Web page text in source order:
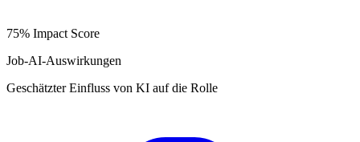
75% Impact Score
Job-AI-Auswirkungen
Geschätzter Einfluss von KI auf die Rolle